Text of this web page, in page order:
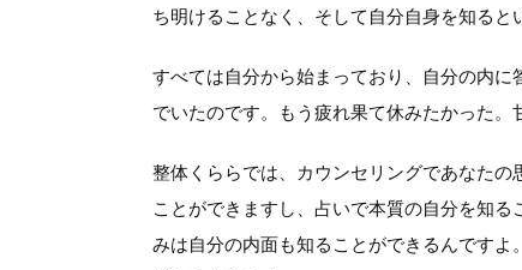
ち明けることなく、そして自分自身を知ると
すべては自分から始まっており、自分の内
でいたのです。もう疲れ果て休みたかった。
整体くららでは、カウンセリングであなた
ことができますし、占いで本質の自分を知
みは自分の内面も知ることができるんです